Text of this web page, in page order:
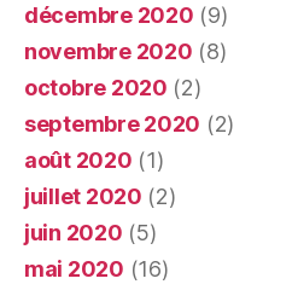
décembre 2020 (9)
novembre 2020 (8)
octobre 2020 (2)
septembre 2020 (2)
août 2020 (1)
juillet 2020 (2)
juin 2020 (5)
mai 2020 (16)